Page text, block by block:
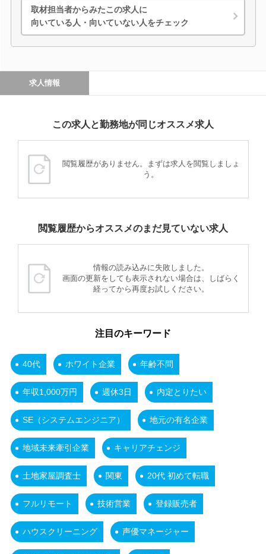
取材担当者からみたこの求人に
向いている人・向いていない人をチェック
求人情報
この求人と勤務地が同じオススメ求人
閲覧履歴がありません。まずは求人を閲覧しましょ
う。
閲覧履歴からオススメのまだ見ていない求人
情報の読み込みに失敗しました。
画面の更新をしても表示されない場合は、しばらく
経ってから再度お試しください。
注目のキーワード
40代 ホワイト企業 年齢不問
年収1,000万円 週休3日 内定とりたい
SE（システムエンジニア） 地元の有名企業
地域未来牽引企業 キャリアチェンジ
土地家屋調査士 関東 20代 初めて転職
フルリモート 技術営業 登録販売者
ハウスクリーニング 声優マネージャー